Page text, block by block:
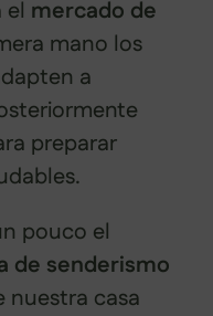
el mercado de
mano los
a
preparar
pouco el
de senderismo
nuestra casa